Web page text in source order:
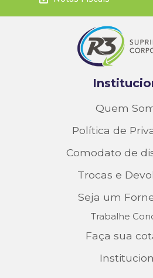
Quem
Política de
Comodato de
Trocas e
Seja um
Trabalhe
Faça sua